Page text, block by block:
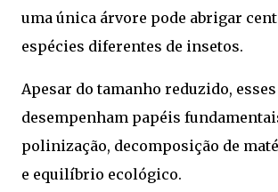
uma única árvore pode abrigar
espécies diferentes de insetos.
Apesar do tamanho reduzido,
desempenham papéis
polinização, decomposição de
e equilíbrio ecológico.